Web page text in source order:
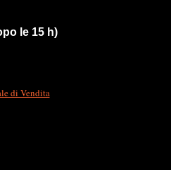
le 15 h)
di Vendita